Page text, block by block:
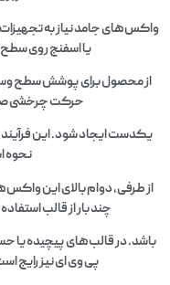
واکس‌های جامد نیاز به تجهیزات
یا اسفنج روی
از محصول برای پوشش سطح
حرکت چرخشی
یکدست ایجاد شود. این فرآیند
نحوه
از طرفی، دوام بالای این
چند بار از قالب
باشد. در قالب‌های پیچیده یا
پی وی ای نیز رایج